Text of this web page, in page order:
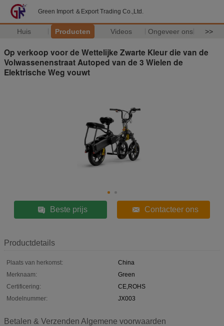
Green Import ＆Export Trading Co.,Ltd.
Huis Producten Videos Ongeveer ons >>
Op verkoop voor de Wettelijke Zwarte Kleur die van de
Volwassenenstraat Autoped van de 3 Wielen de
Elektrische Weg vouwt
Beste prijs Contacteer ons
Productdetails
Plaats van herkomst:
China
Merknaam:
Green
Certificering:
CE,ROHS
Modelnummer:
JX003
Betalen & Verzenden Algemene voorwaarden